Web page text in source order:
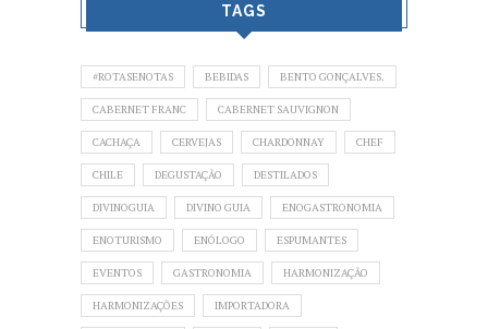
TAGS
#ROTASENOTAS BEBIDAS BENTO GONÇALVES.
CABERNET FRANC CABERNET SAUVIGNON
CACHAÇA CERVEJAS CHARDONNAY CHEF
CHILE DEGUSTAÇÃO DESTILADOS
DIVINOGUIA DIVINO GUIA ENOGASTRONOMIA
ENOTURISMO ENÓLOGO ESPUMANTES
EVENTOS GASTRONOMIA HARMONIZAÇÃO
HARMONIZAÇÕES IMPORTADORA